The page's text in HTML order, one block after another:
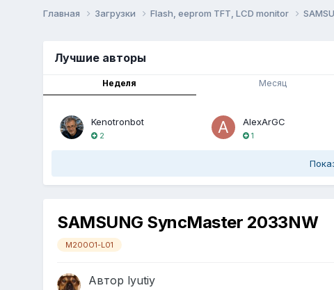
Главная Загрузки Flash, eeprom TFT, LCD monitor
Лучшие авторы
Неделя Месяц
Kenotronbot
2
AlexArGC
1
SAMSUNG SyncMaster 2033NW
M200O1-L01
Автор lyutiy